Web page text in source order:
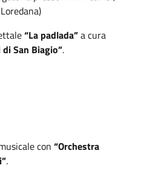
“La padlada”a cura
di San Biagio”.
con “Orchestra
.